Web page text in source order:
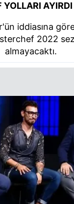
YOLLARI
iddiasına
2022
almayacaktı.